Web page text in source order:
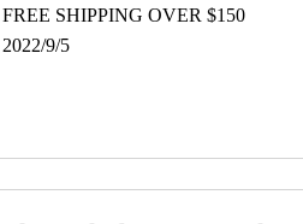
FREE SHIPPING OVER $150
2022/9/5